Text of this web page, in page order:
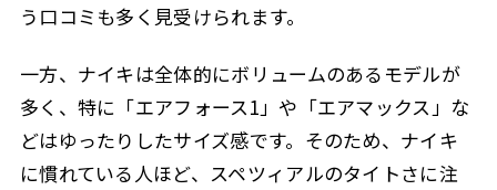
う口コミも多く見受けられます。
一方、ナイキは全体的にボリュームのあるモデルが
多く、特に「エアフォース1」や「エアマックス」な
どはゆったりしたサイズ感です。そのため、ナイキ
に慣れている人ほど、スペツィアルのタイトさに注